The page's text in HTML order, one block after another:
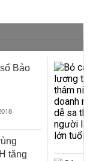
Bảo
tăng